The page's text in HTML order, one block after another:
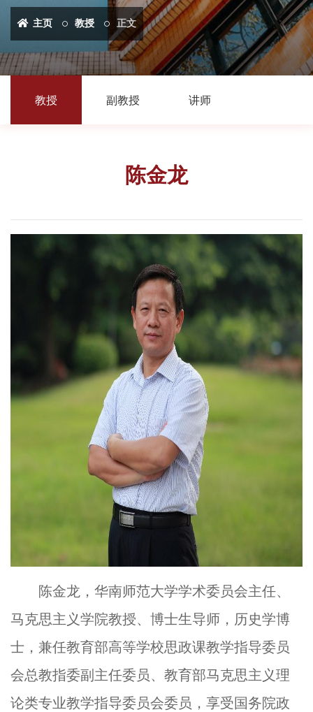
主页 教授 正文
教授 副教授 讲师
陈金龙
陈金龙，华南师范大学学术委员会主任、
马克思主义学院教授、 博士生导师，历史学博
士， 兼任教育部高等学校思政课教学指导委员
会总教指委副主任委员、 教育部马克思主义理
论类专业教学指导委员会委员 ，享受国务院政